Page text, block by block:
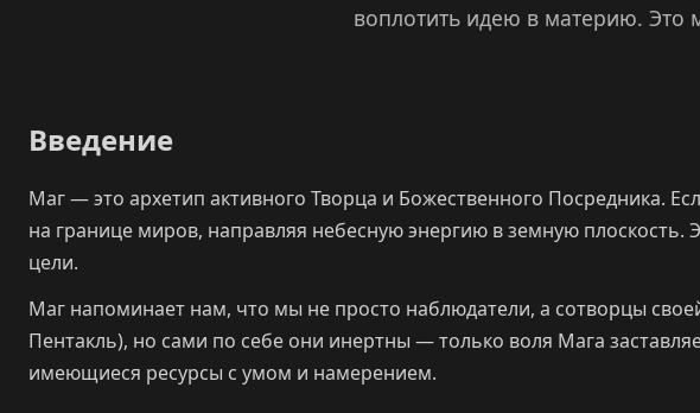
воплотить идею в материю. Это
Введение
Маг — это архетип активного Творца и Божественного Посредника.
на границе миров, направляя небесную энергию в земную плоскость.
цели.
Маг напоминает нам, что мы не просто наблюдатели, а сотворцы
Пентакль), но сами по себе они инертны — только воля Мага
имеющиеся ресурсы с умом и намерением.